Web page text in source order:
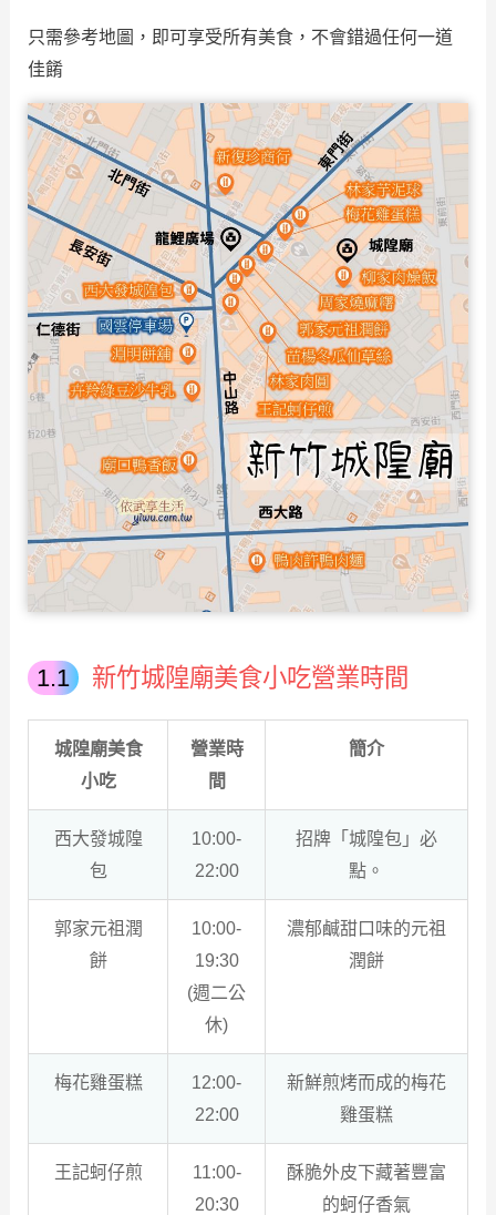
只需參考地圖，即可享受所有美食，不會錯過任何一道
佳餚
新竹城隍廟美食小吃營業時間
城隍廟美食
小吃
營業時
間
簡介
西大發城隍
包
10:00-
22:00
招牌「城隍包」必
點。
郭家元祖潤
餅
10:00-
19:30
(週二公
休)
濃郁鹹甜口味的元祖
潤餅
梅花雞蛋糕
12:00-
22:00
新鮮煎烤而成的梅花
雞蛋糕
王記蚵仔煎
11:00-
20:30
酥脆外皮下藏著豐富
的蚵仔香氣